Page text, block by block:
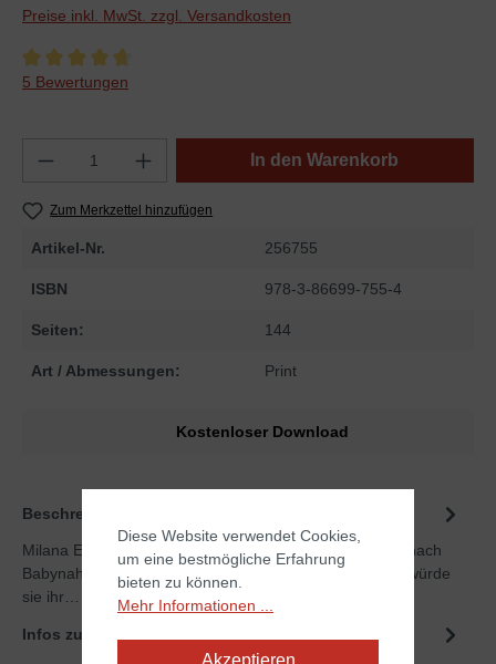
Preise inkl. MwSt. zzgl. Versandkosten
Durchschnittliche Bewertung von 4.8 von 5 Sternen
5 Bewertungen
In den Warenkorb
Zum Merkzettel hinzufügen
Artikel-Nr. 256755
ISBN 978-3-86699-755-4
Seiten: 144
Art / Abmessungen: Print
Kostenloser Download
Beschreibung
Milana Erna findet ihren Namen doof – »Milana« klingt nach
Babynahrung und »Erna« findet sie altmodisch. Gerne würde
sie ihr…
Mehr
Infos zum Autor
Diese Website verwendet Cookies,
um eine bestmögliche Erfahrung
bieten zu können.
Mehr Informationen ...
Akzeptieren